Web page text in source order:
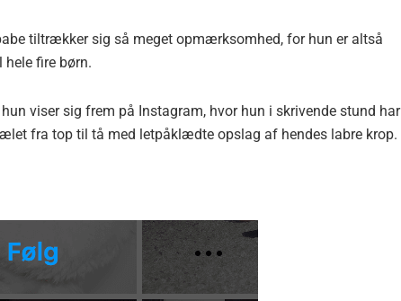
tiltrækker sig så meget opmærksomhed, for hun er altså
fire børn.
viser sig frem på Instagram, hvor hun i skrivende stund har
fra top til tå med letpåklædte opslag af hendes labre krop.